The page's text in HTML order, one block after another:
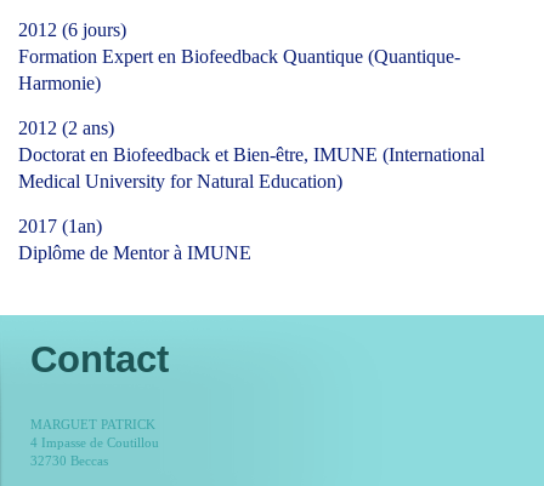
2012 (6 jours)
Formation Expert en Biofeedback Quantique (Quantique-
Harmonie)
2012 (2 ans)
Doctorat en Biofeedback et Bien-être, IMUNE (International
Medical University for Natural Education)
2017 (1an)
Diplôme de Mentor à IMUNE
Contact
MARGUET PATRICK
4 Impasse de Coutillou
32730 Beccas